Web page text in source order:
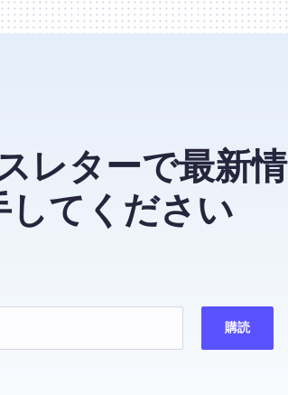
レターで最新情
してください
購読